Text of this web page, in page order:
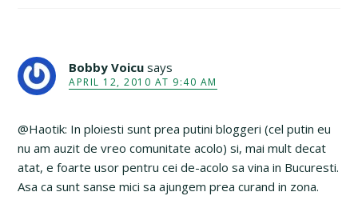
Bobby Voicu says
APRIL 12, 2010 AT 9:40 AM
@Haotik: In ploiesti sunt prea putini bloggeri (cel putin eu
nu am auzit de vreo comunitate acolo) si, mai mult decat
atat, e foarte usor pentru cei de-acolo sa vina in Bucuresti.
Asa ca sunt sanse mici sa ajungem prea curand in zona.